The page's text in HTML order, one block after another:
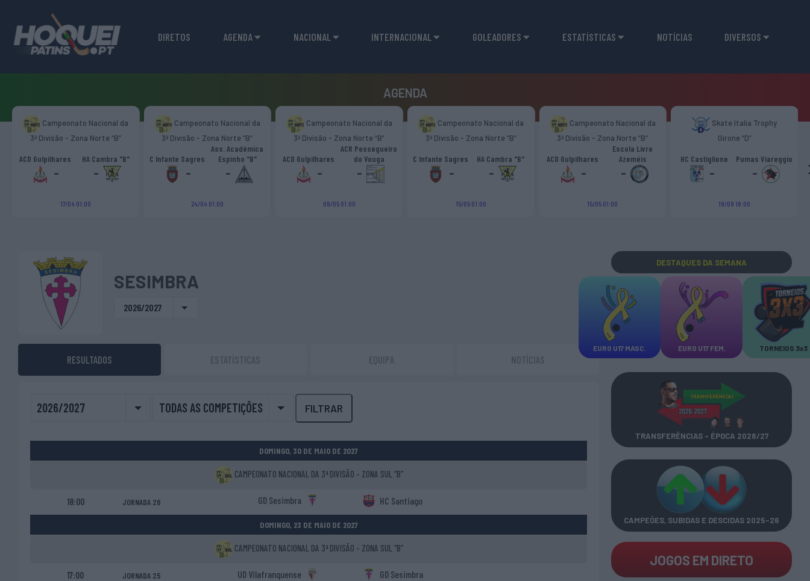
DIRETOS AGENDA NACIONAL INTERNACIONAL GOLEADORES ESTATÍSTICAS NOTÍCIAS DIVERSOS
AGENDA
Campeonato Nacional da
3ª Divisão - Zona Norte “B”
ACD Gulpilhares
-
HA Cambra "B"
-
17/04 01:00
Campeonato Nacional da
3ª Divisão - Zona Norte “B”
C Infante Sagres
-
Ass. Académica
Espinho "B"
-
24/04 01:00
Campeonato Nacional da
3ª Divisão - Zona Norte “B”
ACD Gulpilhares
-
ACR Pessegueiro
do Vouga
-
09/05 01:00
Campeonato Nacional da
3ª Divisão - Zona Norte “B”
C Infante Sagres
-
HA Cambra "B"
-
15/05 01:00
Campeonato Nacional da
3ª Divisão - Zona Norte “B”
ACD Gulpilhares
-
Escola Livre
Azeméis
-
15/05 01:00
Skate Italia Trophy
Girone “D”
HC Castiglione
-
Pumas Viareggio
-
19/09 18:00
SESIMBRA
2026/2027
RESULTADOS ESTATÍSTICAS EQUIPA NOTÍCIAS
2026/2027 TODAS AS COMPETIÇÕES FILTRAR
DOMINGO, 30 DE MAIO DE 2027
CAMPEONATO NACIONAL DA 3ª DIVISÃO - ZONA SUL “B”
18:00 JORNADA 26 GD Sesimbra HC Santiago
DOMINGO, 23 DE MAIO DE 2027
CAMPEONATO NACIONAL DA 3ª DIVISÃO - ZONA SUL “B”
17:00 JORNADA 25 UD Vilafranquense GD Sesimbra
DESTAQUES DA SEMANA
EURO U17 MASC. EURO U17 FEM. TORNEIOS 3x3
TRANSFERÊNCIAS - ÉPOCA 2026/27
CAMPEÕES, SUBIDAS E DESCIDAS 2025-26
JOGOS EM DIRETO